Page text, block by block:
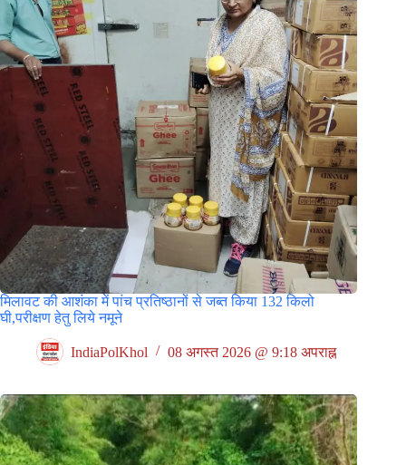
मिलावट की आशंका में पांच प्रतिष्ठानों से जब्त किया 132 किलो
घी,परीक्षण हेतु लिये नमूने
IndiaPolKhol 08 अगस्त 2026 @ 9:18 अपराह्न